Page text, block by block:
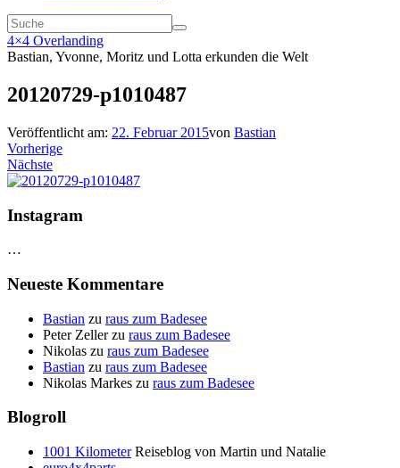
4×4 Overlanding
Bastian, Yvonne, Moritz und Lotta erkunden die Welt
20120729-p1010487
Veröffentlicht am: 22. Februar 2015von Bastian
Vorherige
Nächste
Instagram
…
Neueste Kommentare
Bastian zu raus zum Badesee
Peter Zellerzu raus zum Badesee
Nikolas zu raus zum Badesee
Bastian zu raus zum Badesee
Nikolas Markes zu raus zum Badesee
Blogroll
1001 KilometerReiseblog von Martin und Natalie